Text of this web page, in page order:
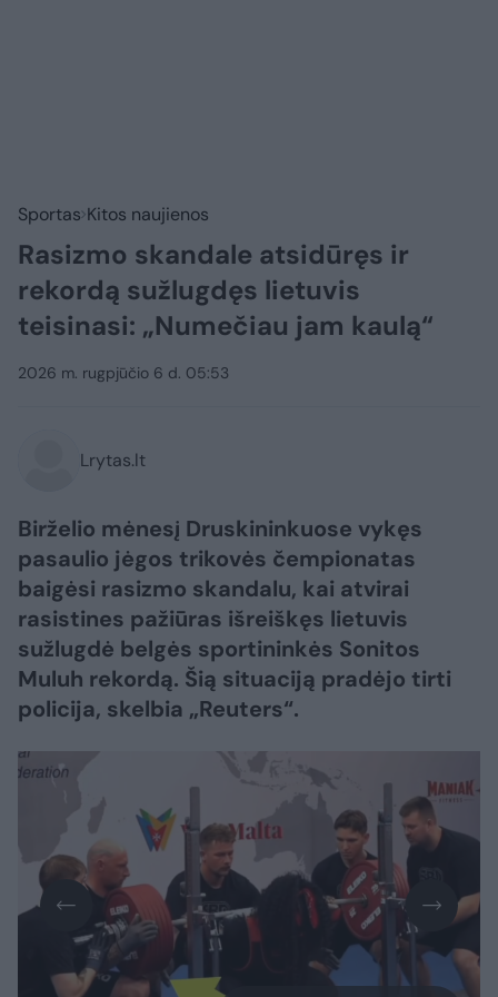
Sportas Kitos naujienos
Rasizmo skandale atsidūręs ir
rekordą sužlugdęs lietuvis
teisinasi: „Numečiau jam kaulą“
2026 m. rugpjūčio 6 d. 05:53
Lrytas.lt
Birželio mėnesį Druskininkuose vykęs
pasaulio jėgos trikovės čempionatas
baigėsi rasizmo skandalu, kai atvirai
rasistines pažiūras išreiškęs lietuvis
sužlugdė belgės sportininkės Sonitos
Muluh rekordą. Šią situaciją pradėjo tirti
policija, skelbia „Reuters“.